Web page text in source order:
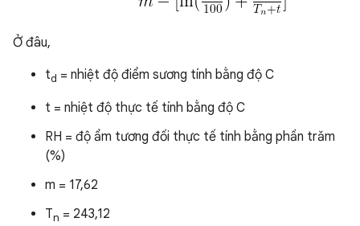
Ở đâu,
td = nhiệt độ điểm sương tính bằng độ C
t = nhiệt độ thực tế tính bằng độ C
RH = độ ẩm tương đối thực tế tính bằng phần trăm
(%)
m = 17,62
Tn = 243,12